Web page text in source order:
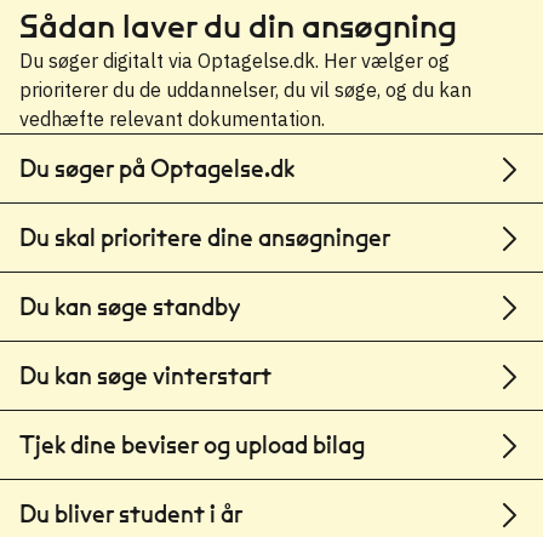
Sådan laver du din ansøgning
Du søger digitalt via Optagelse.dk. Her vælger og
prioriterer du de uddannelser, du vil søge, og du kan
vedhæfte relevant dokumentation.
Du søger på Optagelse.dk
Du skal prioritere dine ansøgninger
Du kan søge standby
Du kan søge vinterstart
Tjek dine beviser og upload bilag
Du bliver student i år